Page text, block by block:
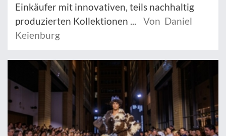
Einkäufer mit innovativen, teils nachhaltig
produzierten Kollektionen ...
Von Daniel
Keienburg